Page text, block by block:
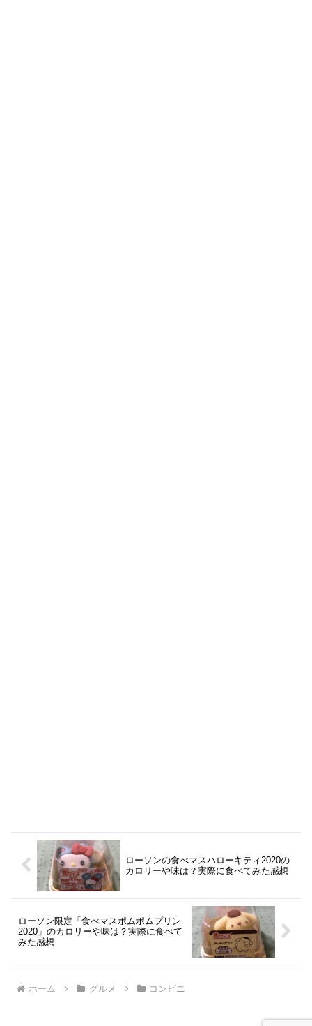
ローソンの食べマスハローキティ2020の
カロリーや味は？実際に食べてみた感想
ローソン限定「食べマスポムポムプリン
2020」のカロリーや味は？実際に食べて
みた感想
ホーム グルメ コンビニ